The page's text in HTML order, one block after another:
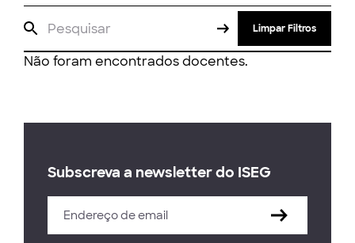
Limpar Filtros
Não foram encontrados docentes.
Subscreva a newsletter do ISEG